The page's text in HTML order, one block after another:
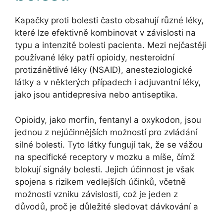
Kapačky proti bolesti často obsahují různé léky,
které lze efektivně kombinovat v závislosti na
typu a intenzitě bolesti pacienta. Mezi nejčastěji
používané léky patří opioidy, nesteroidní
protizánětlivé léky (NSAID), anesteziologické
látky a v některých případech i adjuvantní léky,
jako jsou antidepresiva nebo antiseptika.
Opioidy, jako morfin, fentanyl a oxykodon, jsou
jednou z nejúčinnějších možností pro zvládání
silné bolesti. Tyto látky fungují tak, že se vážou
na specifické receptory v mozku a míše, čímž
blokují signály bolesti. Jejich účinnost je však
spojena s rizikem vedlejších účinků, včetně
možnosti vzniku závislosti, což je jeden z
důvodů, proč je důležité sledovat dávkování a